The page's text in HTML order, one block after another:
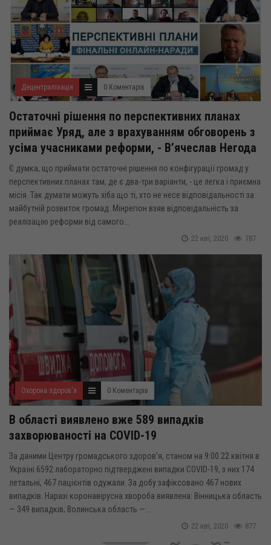
Децентралізація 0 Коментарів
Остаточні рішення по перспективних планах
приймає Уряд, але з врахуванням обговорень з
усіма учасниками реформи, - В’ячеслав Негода
Є думка, що приймати остаточні рішення по конфігурації громад у
перспективних планах там, де є два-три варіанти, - це легка і приємна
місія. Так думати можуть хіба що ті, хто не несе відповідальності за
майбутній розвиток громад. Мінрегіон взяв відповідальність за
реалізацію реформи від самого...
787
22 кві, 2020
Охорона здоров'я 0 Коментарів
В області виявлено вже 589 випадків
захворюваності на COVID-19
За даними Центру громадського здоров’я, станом на 9:00 22 квітня в
Україні 6592 лабораторно підтверджені випадки COVID-19, з них 174
летальні, 467 пацієнтів одужали. За добу зафіксовано 467 нових
випадків. Наразі коронавірусна хвороба виявлена: Вінницька область
— 349 випадків; Волинська область —...
877
22 кві, 2020